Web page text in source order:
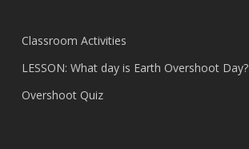
Classroom Activities
LESSON: What day is Earth Overshoot Day?
Overshoot Quiz